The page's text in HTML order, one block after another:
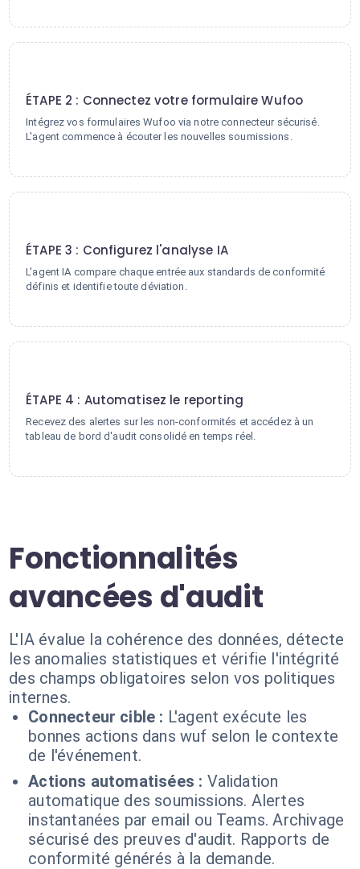
ÉTAPE 2 : Connectez votre formulaire Wufoo
Intégrez vos formulaires Wufoo via notre connecteur sécurisé.
L'agent commence à écouter les nouvelles soumissions.
ÉTAPE 3 : Configurez l'analyse IA
L'agent IA compare chaque entrée aux standards de conformité
définis et identifie toute déviation.
ÉTAPE 4 : Automatisez le reporting
Recevez des alertes sur les non-conformités et accédez à un
tableau de bord d'audit consolidé en temps réel.
Fonctionnalités
avancées d'audit
L'IA évalue la cohérence des données, détecte
les anomalies statistiques et vérifie l'intégrité
des champs obligatoires selon vos politiques
internes.
Connecteur cible : L'agent exécute les
bonnes actions dans wuf selon le contexte
de l'événement.
Actions automatisées : Validation
automatique des soumissions. Alertes
instantanées par email ou Teams. Archivage
sécurisé des preuves d'audit. Rapports de
conformité générés à la demande.